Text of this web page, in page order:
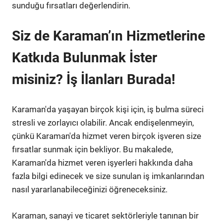
sunduğu fırsatları değerlendirin.
Siz de Karaman’ın Hizmetlerine
Katkıda Bulunmak İster
misiniz? İş İlanları Burada!
Karaman'da yaşayan birçok kişi için, iş bulma süreci
stresli ve zorlayıcı olabilir. Ancak endişelenmeyin,
çünkü Karaman'da hizmet veren birçok işveren size
fırsatlar sunmak için bekliyor. Bu makalede,
Karaman'da hizmet veren işyerleri hakkında daha
fazla bilgi edinecek ve size sunulan iş imkanlarından
nasıl yararlanabileceğinizi öğreneceksiniz.
Karaman, sanayi ve ticaret sektörleriyle tanınan bir